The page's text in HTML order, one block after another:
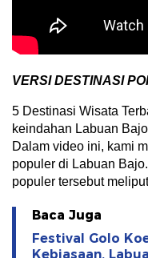
VERSI DESTINASI
5 Destinasi Wisata
keindahan Labuan
Dalam video ini, kami
populer di Labuan
populer tersebut
Baca Juga
Festival Golo
Kebiasaan,